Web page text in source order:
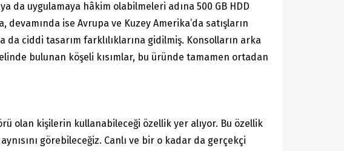
da uygulamaya hâkim olabilmeleri adına 500 GB HDD
ise Avrupa ve Kuzey Amerika’da satışların
da ciddi tasarım farklılıklarına gidilmiş. Konsolların arka
bulunan köşeli kısımlar, bu üründe tamamen ortadan
olan kişilerin kullanabileceği özellik yer alıyor. Bu özellik
görebileceğiz. Canlı ve bir o kadar da gerçekçi